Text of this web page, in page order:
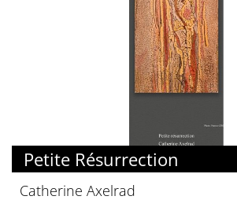
Petite Résurrection
Catherine Axelrad